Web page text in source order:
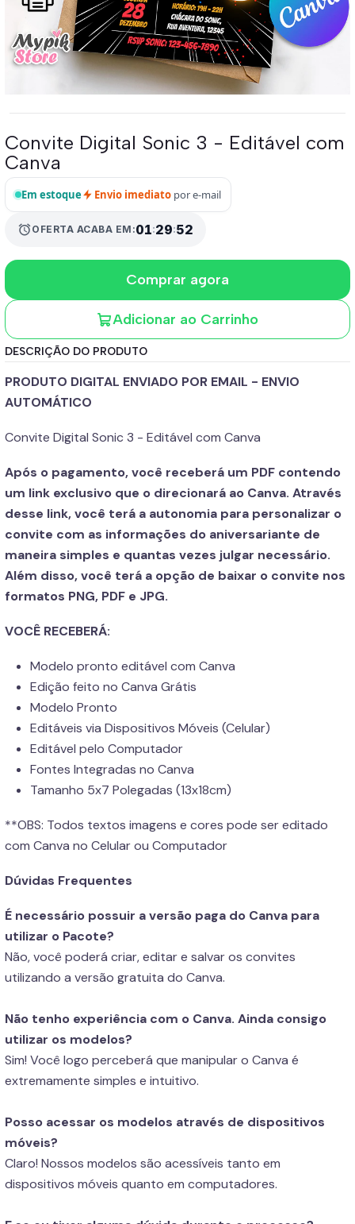
Convite Digital Sonic 3 - Editável com
Canva
Em estoque Envio imediato por e-mail
alarmOFERTA ACABA EM:01:29:52
Adicionar ao Carrinho
Comprar agora
DESCRIÇÃO DO PRODUTO
PRODUTO DIGITAL ENVIADO POR EMAIL - ENVIO
AUTOMÁTICO
Convite Digital Sonic 3 - Editável com Canva
Após o pagamento, você receberá um PDF contendo
um link exclusivo que o direcionará ao Canva. Através
desse link, você terá a autonomia para personalizar o
convite com as informações do aniversariante de
maneira simples e quantas vezes julgar necessário.
Além disso, você terá a opção de baixar o convite nos
formatos PNG, PDF e JPG.
VOCÊ RECEBERÁ:
Modelo pronto editável com Canva
Edição feito no Canva Grátis
Modelo Pronto
Editáveis via Dispositivos Móveis (Celular)
Editável pelo Computador
Fontes Integradas no Canva
Tamanho 5x7 Polegadas (13x18cm)
**OBS: Todos textos imagens e cores pode ser editado
com Canva no Celular ou Computador
Dúvidas Frequentes
É necessário possuir a versão paga do Canva para
utilizar o Pacote?
Não, você poderá criar, editar e salvar os convites
utilizando a versão gratuita do Canva.
Não tenho experiência com o Canva. Ainda consigo
utilizar os modelos?
Sim! Você logo perceberá que manipular o Canva é
extremamente simples e intuitivo.
Posso acessar os modelos através de dispositivos
móveis?
Claro! Nossos modelos são acessíveis tanto em
dispositivos móveis quanto em computadores.